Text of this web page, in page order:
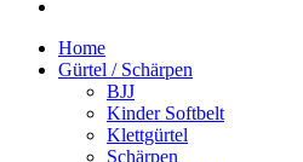
Home
Gürtel / Schärpen
BJJ
Kinder Softbelt
Klettgürtel
Schärpen